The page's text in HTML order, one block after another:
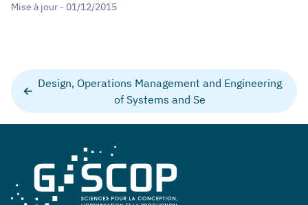
Mise à jour - 01/12/2015
Design, Operations Management and Engineering
of Systems and Se